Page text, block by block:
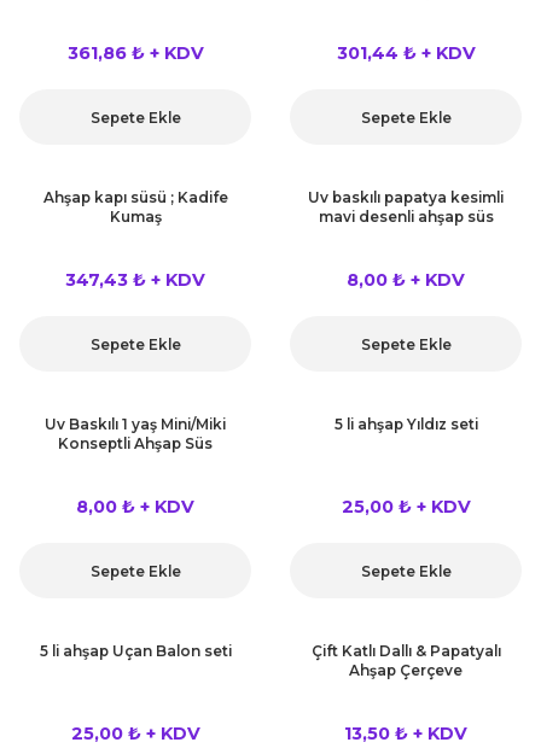
361,86 ₺ + KDV
Sepete Ekle
301,44 ₺ + KDV
Sepete Ekle
Ahşap kapı süsü ; Kadife
Kumaş
347,43 ₺ + KDV
Sepete Ekle
Uv baskılı papatya kesimli
mavi desenli ahşap süs
8,00 ₺ + KDV
Sepete Ekle
Uv Baskılı 1 yaş Mini/Miki
Konseptli Ahşap Süs
8,00 ₺ + KDV
Sepete Ekle
5 li ahşap Yıldız seti
25,00 ₺ + KDV
Sepete Ekle
5 li ahşap Uçan Balon seti
25,00 ₺ + KDV
Çift Katlı Dallı & Papatyalı
Ahşap Çerçeve
13,50 ₺ + KDV